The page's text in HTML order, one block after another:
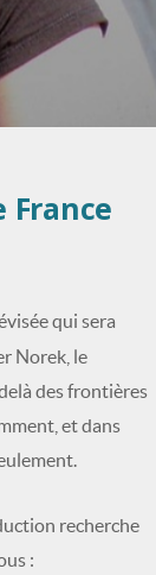
France
qui sera
Norek, le
des frontières
et dans
recherche
: